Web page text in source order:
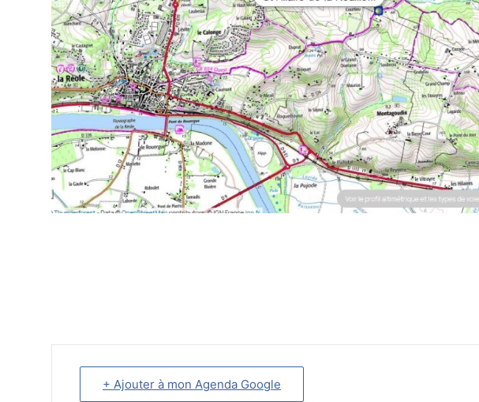
+ Ajouter à mon Agenda Google